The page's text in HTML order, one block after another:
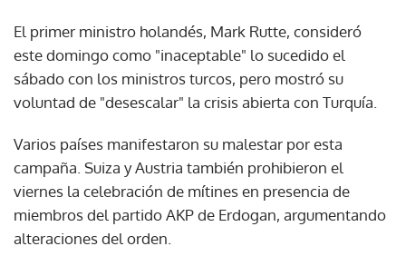
El primer ministro holandés, Mark Rutte, consideró
este domingo como "inaceptable" lo sucedido el
sábado con los ministros turcos, pero mostró su
voluntad de "desescalar" la crisis abierta con Turquía.
Varios países manifestaron su malestar por esta
campaña. Suiza y Austria también prohibieron el
viernes la celebración de mítines en presencia de
miembros del partido AKP de Erdogan, argumentando
alteraciones del orden.